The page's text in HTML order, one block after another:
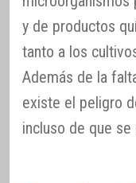
y de productos
tanto a los
Además de la
existe el peligro
incluso de que